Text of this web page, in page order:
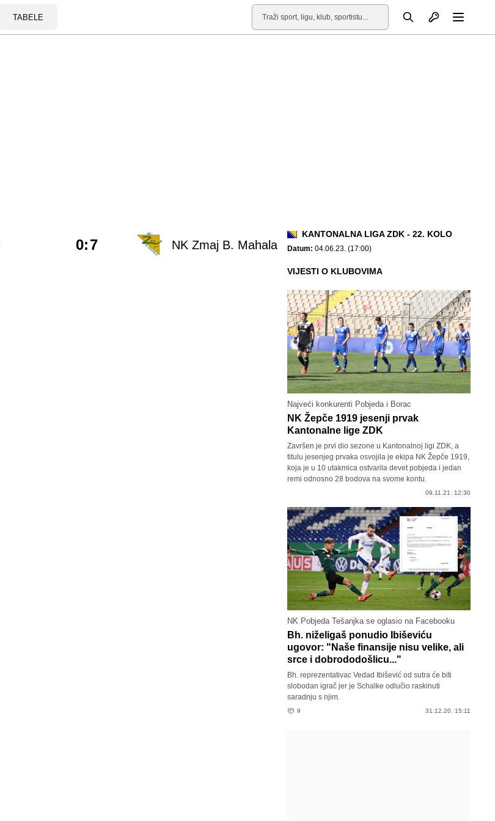
TABELE
Pretraga Otvori profil
NK Zmaj B. Mahala
0:7
KANTONALNA LIGA ZDK - 22. KOLO
Datum: 04.06.23. (17:00)
VIJESTI O KLUBOVIMA
Najveći konkurenti Pobjeda i Borac
NK Žepče 1919 jesenji prvak
Kantonalne lige ZDK
Završen je prvi dio sezone u Kantonalnoj ligi ZDK, a
titulu jesenjeg prvaka osvojila je ekipa NK Žepče 1919,
koja je u 10 utakmica ostvarila devet pobjeda i jedan
remi odnosno 28 bodova na svome kontu.
09.11.21. 12:30
NK Pobjeda Tešanjka se oglasio na Facebooku
Bh. niželigaš ponudio Ibiševiću
ugovor: "Naše finansije nisu velike, ali
srce i dobrododošlicu..."
Bh. reprezentativac Vedad Ibišević od sutra će biti
slobodan igrač jer je Schalke odlučio raskinuti
saradnju s njim.
9 31.12.20. 15:11